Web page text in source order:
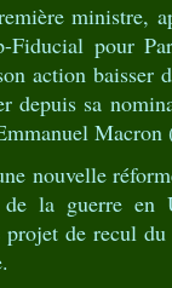
ministre,
Fiducial pour
action baisser
depuis sa
Macron
nouvelle
la guerre en
de recul